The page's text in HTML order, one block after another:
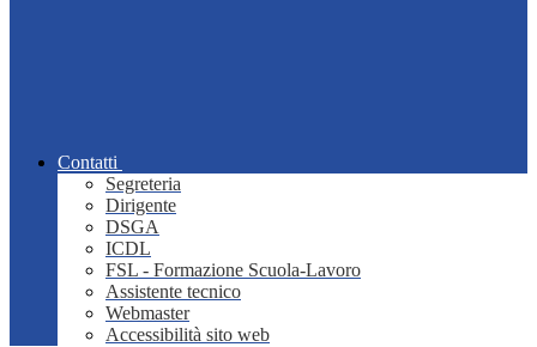
Contatti
Segreteria
Dirigente
DSGA
ICDL
FSL - Formazione Scuola-Lavoro
Assistente tecnico
Webmaster
Accessibilità sito web